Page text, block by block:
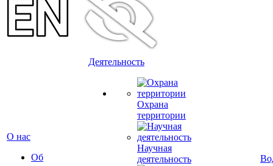
О нас
Об
Деятельность
Охрана
территории
Научная
деятельность